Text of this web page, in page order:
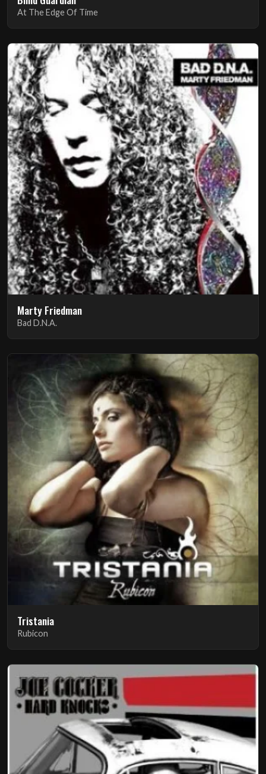
At The Edge Of Time
Marty Friedman
Bad D.N.A.
Tristania
Rubicon